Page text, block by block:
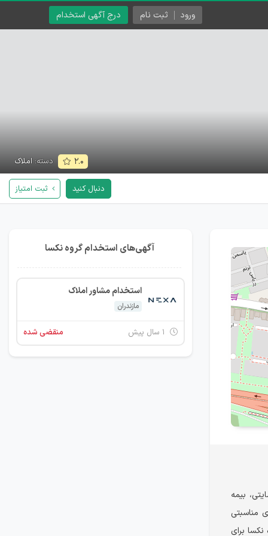
درج آگهی استخدام ورود ثبت نام
۲.۰ دسته: املاک
دنبال کنید ثبت امتیاز
بیمه
مناسبتی
برای
آگهی‌های استخدام گروه نکسا
استخدام مشاور املاک
مازندران
منقضی شده